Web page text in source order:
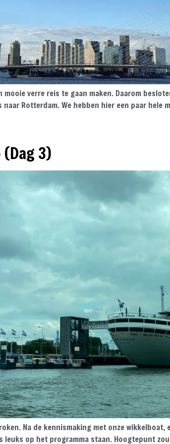
verre reis te gaan maken. Daarom
Rotterdam. We hebben hier een paar hele
3)
Na de kennismaking met onze wikkelboat,
op het programma staan. Hoogtepunt